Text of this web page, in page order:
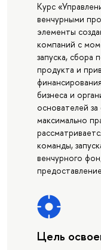
Курс
венчурными
элементы
компаний с
запуска, сбора
продукта и
бизнеса и
основателей
максимально
команды,
венчурного
Цель